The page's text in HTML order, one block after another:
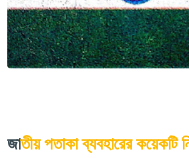
জাতীয় পতাকা ব্যবহারের কয়েকটি